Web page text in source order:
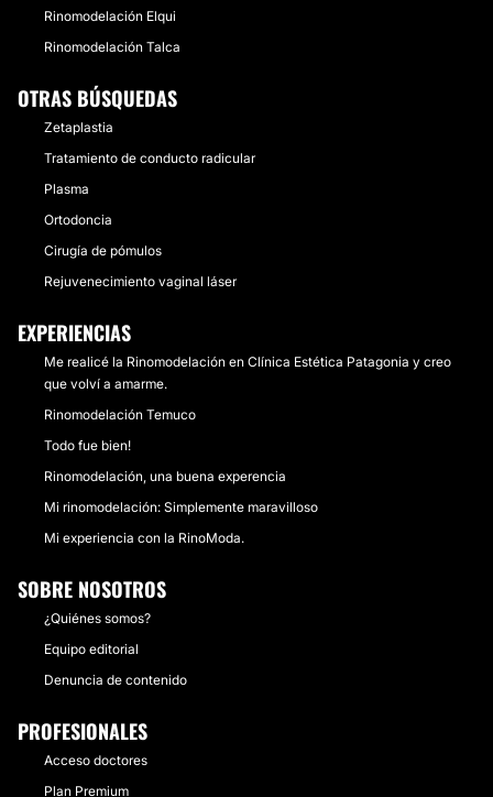
Rinomodelación Elqui
Rinomodelación Talca
OTRAS BÚSQUEDAS
Zetaplastia
Tratamiento de conducto radicular
Plasma
Ortodoncia
Cirugía de pómulos
Rejuvenecimiento vaginal láser
EXPERIENCIAS
Me realicé la Rinomodelación en Clínica Estética Patagonia y creo
que volví a amarme.
Rinomodelación Temuco
Todo fue bien!
Rinomodelación, una buena experencia
Mi rinomodelación: Simplemente maravilloso
Mi experiencia con la RinoModa.
SOBRE NOSOTROS
¿Quiénes somos?
Equipo editorial
Denuncia de contenido
PROFESIONALES
Acceso doctores
Plan Premium